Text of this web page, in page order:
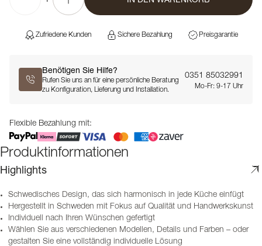
Zufriedene Kunden Sichere Bezahlung Preisgarantie
Benötigen Sie Hilfe?
Rufen Sie uns an für eine persönliche Beratung
zu Konfiguration, Lieferung und Installation.
0351 85032991
Mo-Fr: 9-17 Uhr
Flexible Bezahlung mit:
Produktinformationen
Highlights
Schwedisches Design, das sich harmonisch in jede Küche einfügt
Hergestellt in Schweden mit Fokus auf Qualität und Handwerkskunst
Individuell nach Ihren Wünschen gefertigt
Wählen Sie aus verschiedenen Modellen, Details und Farben – oder
gestalten Sie eine vollständig individuelle Lösung